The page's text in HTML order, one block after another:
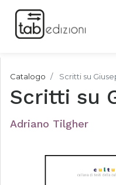
Catalogo Scritti su
Scritti su
Adriano Tilgher